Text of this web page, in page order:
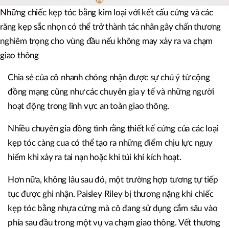
Những chiếc kẹp tóc bằng kim loại với kết cấu cứng và các
răng kẹp sắc nhọn có thể trở thành tác nhân gây chấn thương
nghiêm trọng cho vùng đầu nếu không may xảy ra va chạm
giao thông
Chia sẻ của cô nhanh chóng nhận được sự chú ý từ cộng
đồng mạng cũng như các chuyên gia y tế và những người
hoạt động trong lĩnh vực an toàn giao thông.
Nhiều chuyên gia đồng tình rằng thiết kế cứng của các loại
kẹp tóc càng cua có thể tạo ra những điểm chịu lực nguy
hiểm khi xảy ra tai nạn hoặc khi túi khí kích hoạt.
Hơn nữa, không lâu sau đó, một trường hợp tương tự tiếp
tục được ghi nhận. Paisley Riley bị thương nặng khi chiếc
kẹp tóc bằng nhựa cứng mà cô đang sử dụng cắm sâu vào
phía sau đầu trong một vụ va chạm giao thông. Vết thương